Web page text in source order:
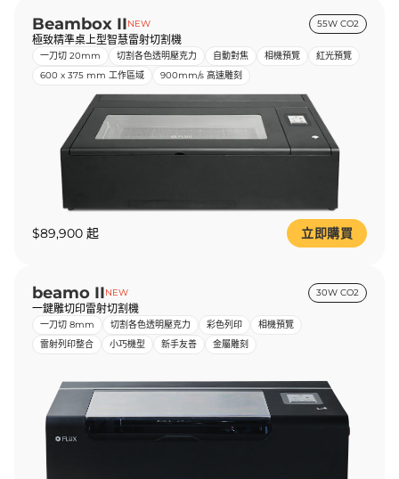
Beambox IINEW 55W CO2
極致精準桌上型智慧雷射切割機
一刀切 20mm 切割各色透明壓克力 自動對焦 相機預覽
紅光預覽
600 x 375 mm 工作區域
900mm/s 高速雕刻
$89,900 起 立即購買
beamo IINEW 30W CO2
一鍵雕切印雷射切割機
一刀切 8mm 切割各色透明壓克力 彩色列印
相機預覽
雷射列印整合
小巧機型 新手友善 金屬雕刻